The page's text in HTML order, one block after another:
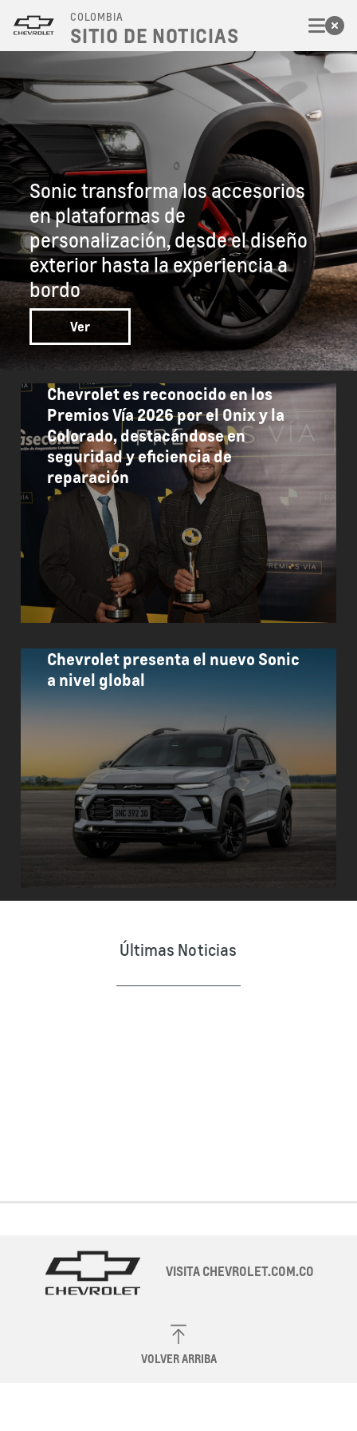
COLOMBIA
SITIO DE NOTICIAS
Sonic transforma los accesorios
en plataformas de
personalización, desde el diseño
exterior hasta la experiencia a
bordo
Ver
Chevrolet es reconocido en los
Premios Vía 2026 por el Onix y la
Colorado, destacándose en
seguridad y eficiencia de
reparación
Chevrolet presenta el nuevo Sonic
a nivel global
Últimas Noticias
VISITA CHEVROLET.COM.CO
VOLVER ARRIBA